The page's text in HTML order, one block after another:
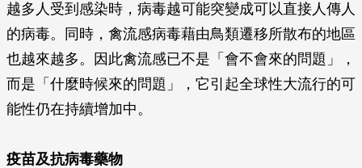
越多人受到感染時，病毒越可能突變成可以直接人傳人
的病毒。同時，禽流感病毒藉由鳥類遷移所散布的地區
也越來越多。因此禽流感已不是「會不會來的問題」，
而是「什麼時候來的問題」，它引起全球性大流行的可
能性仍在持續增加中。
疫苗及抗病毒藥物